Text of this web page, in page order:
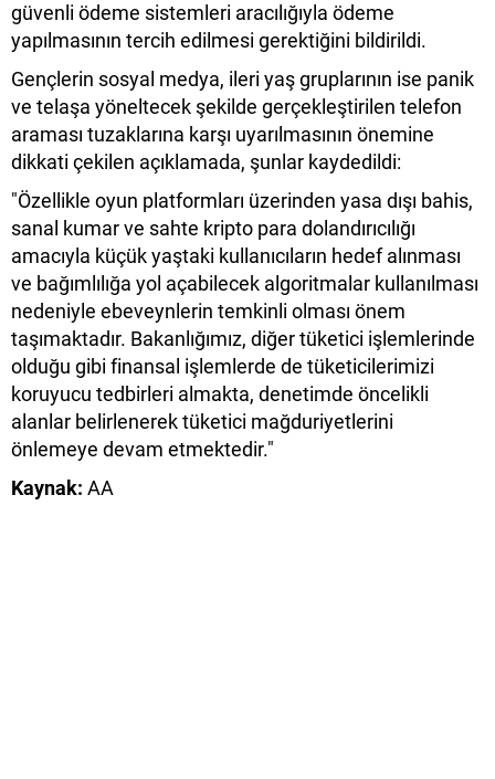
güvenli ödeme sistemleri aracılığıyla ödeme
yapılmasının tercih edilmesi gerektiğini bildirildi.
Gençlerin sosyal medya, ileri yaş gruplarının ise panik
ve telaşa yöneltecek şekilde gerçekleştirilen telefon
araması tuzaklarına karşı uyarılmasının önemine
dikkati çekilen açıklamada, şunlar kaydedildi:
"Özellikle oyun platformları üzerinden yasa dışı bahis,
sanal kumar ve sahte kripto para dolandırıcılığı
amacıyla küçük yaştaki kullanıcıların hedef alınması
ve bağımlılığa yol açabilecek algoritmalar kullanılması
nedeniyle ebeveynlerin temkinli olması önem
taşımaktadır. Bakanlığımız, diğer tüketici işlemlerinde
olduğu gibi finansal işlemlerde de tüketicilerimizi
koruyucu tedbirleri almakta, denetimde öncelikli
alanlar belirlenerek tüketici mağduriyetlerini
önlemeye devam etmektedir."
Kaynak: AA